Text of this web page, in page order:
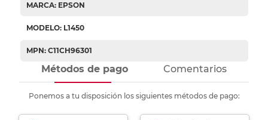
MARCA: EPSON
MODELO: L1450
MPN: C11CH96301
Métodos de pago Comentarios
Ponemos a tu disposición los siguientes métodos de pago: